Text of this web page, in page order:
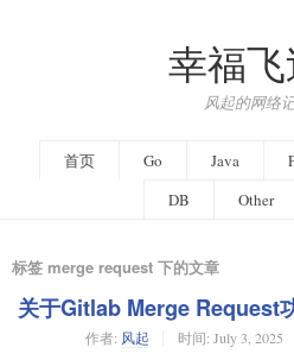
幸福
风起的网络
首页 Go Java
DB
Other
标签 merge request 下的文章
关于Gitlab Merge Request
作者: 风起 时间: July 3, 2025